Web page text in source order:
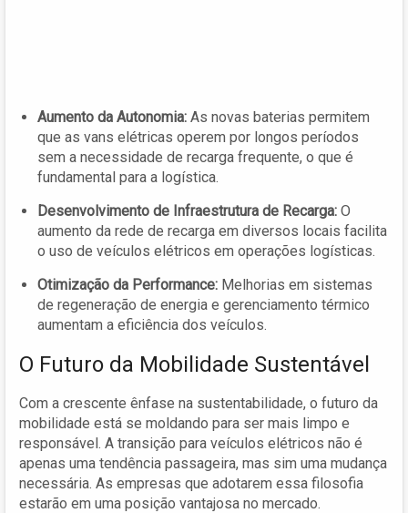
Aumento da Autonomia: As novas baterias permitem
que as vans elétricas operem por longos períodos
sem a necessidade de recarga frequente, o que é
fundamental para a logística.
Desenvolvimento de Infraestrutura de Recarga: O
aumento da rede de recarga em diversos locais facilita
o uso de veículos elétricos em operações logísticas.
Otimização da Performance: Melhorias em sistemas
de regeneração de energia e gerenciamento térmico
aumentam a eficiência dos veículos.
O Futuro da Mobilidade Sustentável
Com a crescente ênfase na sustentabilidade, o futuro da
mobilidade está se moldando para ser mais limpo e
responsável. A transição para veículos elétricos não é
apenas uma tendência passageira, mas sim uma mudança
necessária. As empresas que adotarem essa filosofia
estarão em uma posição vantajosa no mercado.